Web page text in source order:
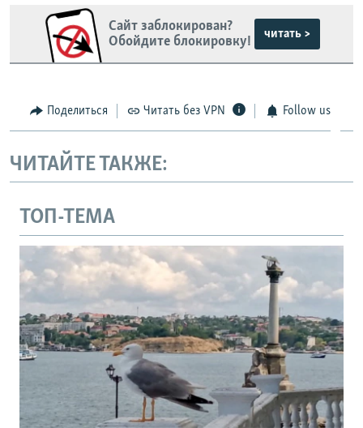
Сайт заблокирован?
Обойдите блокировку!
читать >
Поделиться Читать без VPN Follow us
ЧИТАЙТЕ ТАКЖЕ:
ТОП-ТЕМА